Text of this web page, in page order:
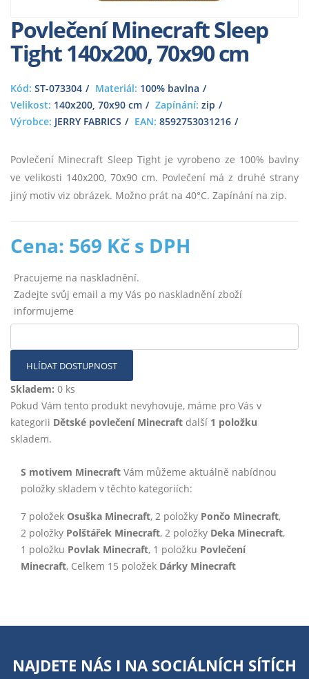
Povlečení Minecraft Sleep
Tight 140x200, 70x90 cm
Kód: ST-073304 Materiál: 100% bavlna
Velikost: 140x200, 70x90 cm Zapínání: zip
Výrobce: JERRY FABRICS EAN: 8592753031216
Povlečení Minecraft Sleep Tight je vyrobeno ze 100% bavlny
ve velikosti 140x200, 70x90 cm. Povlečení má z druhé strany
jiný motiv viz obrázek. Možno prát na 40°C. Zapínání na zip.
Cena: 569 Kč s DPH
Pracujeme na naskladnění.
Zadejte svůj email a my Vás po naskladnění zboží
informujeme
HLÍDAT DOSTUPNOST
Skladem: 0 ks
Pokud Vám tento produkt nevyhovuje, máme pro Vás v
kategorii Dětské povlečení Minecraft další 1 položku
skladem.
S motivem Minecraft Vám můžeme aktuálně nabídnou
položky skladem v těchto kategoriích:
7 položek Osuška Minecraft, 2 položky Pončo Minecraft,
2 položky Polštářek Minecraft, 2 položky Deka Minecraft,
1 položku Povlak Minecraft, 1 položku Povlečení
Minecraft, Celkem 15 položek Dárky Minecraft
NAJDETE NÁS I NA SOCIÁLNÍCH SÍTÍCH